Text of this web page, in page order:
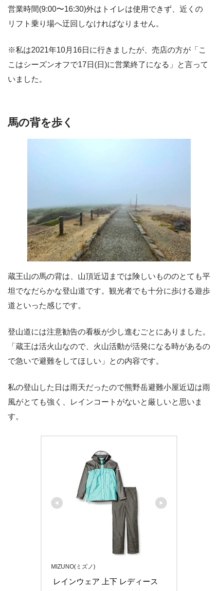
営業時間(9:00〜16:30)外はトイレは使用できず、近くの
リフト乗り場へ迂回しなければなりません。
※私は2021年10月16日に行きましたが、売店の方が「こ
こはシーズンオフで17日(日)に営業終了になる」と言って
いました。
馬の背を歩く
蔵王山の馬の背は、山頂近辺までは険しいもののとても平
坦でなだらかな登山道です。観光者でも十分に歩ける遊歩
道といった感じです。
登山道には注意勧告の看板が少し進むごとにありました。
「蔵王は活火山なので、火山活動が活発になる時があるの
で急いで避難をしてほしい」との内容です。
私の登山した日は雨天だったので熊野岳避難小屋近辺は雨
風がとても強く、レインコートがないと厳しいと思いま
す。
MIZUNO(ミズノ)